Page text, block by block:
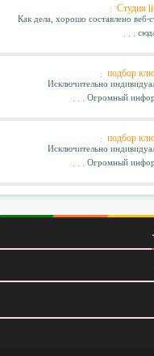
Студия
Как дела, хорошо составлено веб-
подбор
Исключительно
Огромный
подбор
Исключительно
Огромный